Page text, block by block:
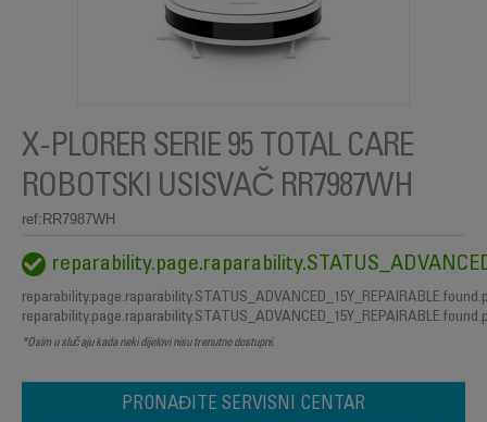
X-PLORER SERIE 95 TOTAL CARE
ROBOTSKI USISVAČ RR7987WH
ref:RR7987WH
*Osim u slučaju kada neki dijelovi nisu trenutno dostupni.
PRONAĐITE SERVISNI CENTAR